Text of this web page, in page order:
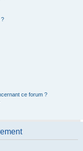
?
ce forum ?